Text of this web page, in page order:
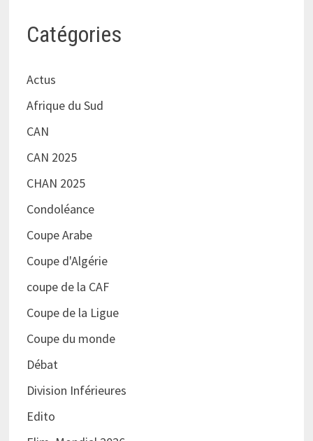
Catégories
Actus
Afrique du Sud
CAN
CAN 2025
CHAN 2025
Condoléance
Coupe Arabe
Coupe d'Algérie
coupe de la CAF
Coupe de la Ligue
Coupe du monde
Débat
Division Inférieures
Edito